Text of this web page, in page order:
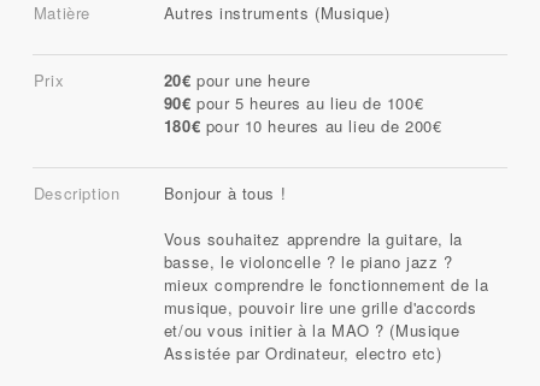
Matière Autres instruments (Musique)
Prix 20€ pour une heure
90€ pour 5 heures au lieu de 100€
180€ pour 10 heures au lieu de 200€
Description
Bonjour à tous !
Vous souhaitez apprendre la guitare, la
basse, le violoncelle ? le piano jazz ?
mieux comprendre le fonctionnement de la
musique, pouvoir lire une grille d'accords
et/ou vous initier à la MAO ? (Musique
Assistée par Ordinateur, electro etc)